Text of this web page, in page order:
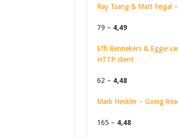
Ray Tsang & Matt Feigal
79 – 4,49
Effi Bennekers & Eggie
HTTP client
62 – 4,48
Mark Heckler – Going
165 – 4,48